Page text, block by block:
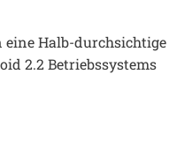
eine Halb-durchsichtige
2.2 Betriebssystems